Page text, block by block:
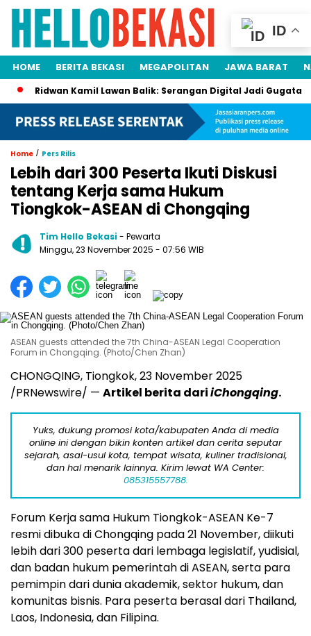
HOME BERITA BEKASI MEGAPOLITAN JAWA BARAT
Kamil Lawan Balik: Serangan Digital Jadi Gugatan Rp105
Home / Pers Rilis
Lebih dari 300 Peserta Ikuti Diskusi
tentang Kerja sama Hukum
Tiongkok-ASEAN di Chongqing
Tim Hello Bekasi- Pewarta
Minggu, 23 November 2025 - 07:56 WIB
ASEAN guests attended the 7th China-ASEAN Legal Cooperation
Forum in Chongqing. (Photo/Chen Zhan)
CHONGQING, Tiongkok,23 November 2025
/PRNewswire/ — Artikel berita dariiChongqing.
Yuks, dukung promosi kota/kabupaten Anda di media
online ini dengan bikin konten artikel dan cerita seputar
sejarah, asal-usul kota, tempat wisata, kuliner tradisional,
dan hal menarik lainnya. Kirim lewat WA Center:
085315557788.
Forum Kerja sama Hukum Tiongkok-ASEAN Ke-7
resmi dibuka diChongqing pada 21 November, diikuti
lebih dari 300 peserta dari lembaga legislatif, yudisial,
dan badan hukum pemerintah di ASEAN, serta para
pemimpin dari dunia akademik, sektor hukum, dan
komunitas bisnis. Para peserta berasal dari Thailand,
Laos, Indonesia, dan Filipina.
ID